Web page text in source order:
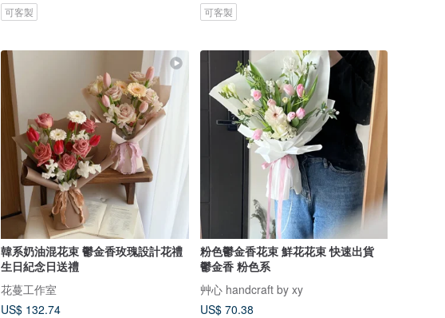
可客製 可客製
韓系奶油混花束 鬱金香玫瑰設計花禮
生日紀念日送禮
花蔓工作室
US$ 132.74
粉色鬱金香花束 鮮花花束 快速出貨
鬱金香 粉色系
艸心 handcraft by xy
US$ 70.38